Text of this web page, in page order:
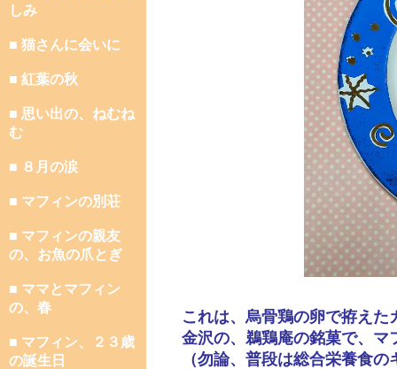
しみ
■ 猫さんに会いに
■ 紅葉の秋
■ 思い出の、ねむね
む
■ ８月の涙
■ マフィンの別荘
■ マフィンの親友
の、お魚の爪とぎ
■ ママとマフィン
の、春
■ マフィン、２３歳
の誕生日
これは、烏骨鶏の卵で拵えた
金沢の、鵜鶏庵の銘菓で、マ
（勿論、普段は総合栄養食